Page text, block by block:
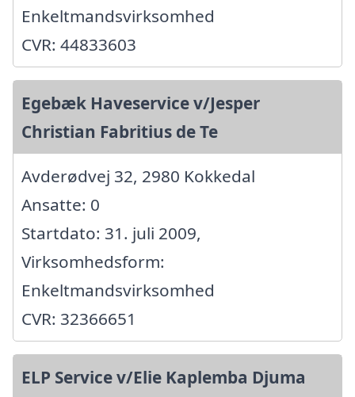
Enkeltmandsvirksomhed
CVR: 44833603
Egebæk Haveservice v/Jesper
Christian Fabritius de Te
Avderødvej 32, 2980 Kokkedal
Ansatte: 0
Startdato: 31. juli 2009,
Virksomhedsform:
Enkeltmandsvirksomhed
CVR: 32366651
ELP Service v/Elie Kaplemba Djuma